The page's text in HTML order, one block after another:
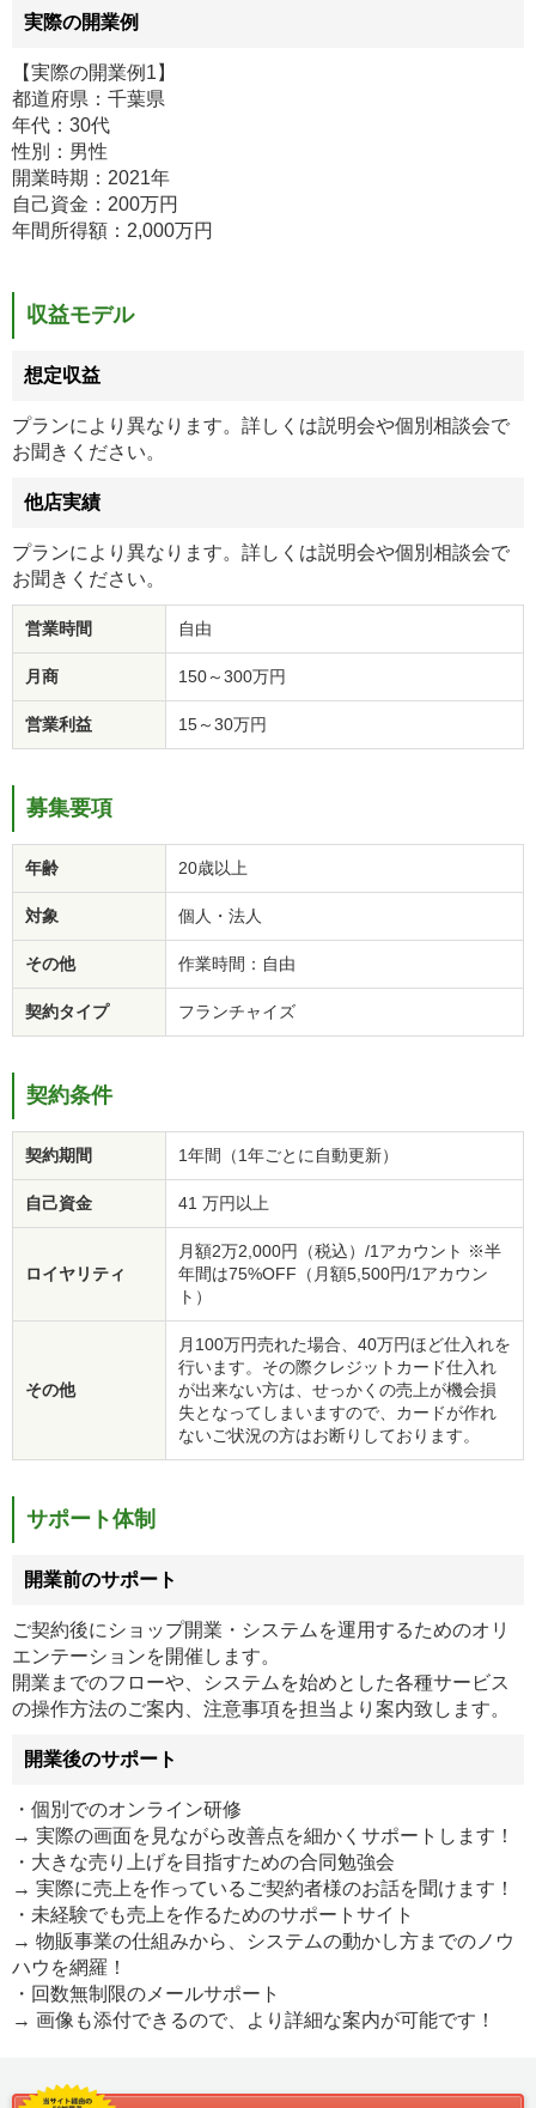
実際の開業例
【実際の開業例1】
都道府県：千葉県
年代：30代
性別：男性
開業時期：2021年
自己資金：200万円
年間所得額：2,000万円
収益モデル
想定収益
プランにより異なります。詳しくは説明会や個別相談会で
お聞きください。
他店実績
プランにより異なります。詳しくは説明会や個別相談会で
お聞きください。
営業時間 自由
月商 150～300万円
営業利益 15～30万円
募集要項
年齢 20歳以上
対象 個人・法人
その他 作業時間：自由
契約タイプ フランチャイズ
契約条件
契約期間 1年間（1年ごとに自動更新）
自己資金 41 万円以上
ロイヤリティ
月額2万2,000円（税込）/1アカウント ※半
年間は75%OFF（月額5,500円/1アカウン
ト）
その他
月100万円売れた場合、40万円ほど仕入れを
行います。その際クレジットカード仕入れ
が出来ない方は、せっかくの売上が機会損
失となってしまいますので、カードが作れ
ないご状況の方はお断りしております。
サポート体制
開業前のサポート
ご契約後にショップ開業・システムを運用するためのオリ
エンテーションを開催します。
開業までのフローや、システムを始めとした各種サービス
の操作方法のご案内、注意事項を担当より案内致します。
開業後のサポート
・個別でのオンライン研修
→ 実際の画面を見ながら改善点を細かくサポートします！
・大きな売り上げを目指すための合同勉強会
→ 実際に売上を作っているご契約者様のお話を聞けます！
・未経験でも売上を作るためのサポートサイト
→ 物販事業の仕組みから、システムの動かし方までのノウ
ハウを網羅！
・回数無制限のメールサポート
→ 画像も添付できるので、より詳細な案内が可能です！